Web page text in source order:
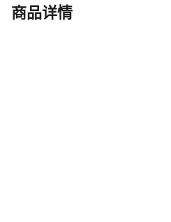
商品详情